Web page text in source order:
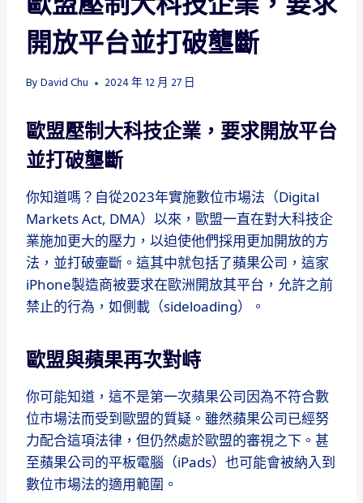
開放平台並打破壟斷
By David Chu 2024 年 12 月 27 日
歐盟壓制大科技企業，要求開放平台
並打破壟斷
你知道嗎？自從2023年實施數位市場法（Digital
Markets Act, DMA）以來，歐盟一直在對大科技企
業施加更大的壓力，以迫使他們採用更加開放的方
法，並打破壷斷。這其中就包括了蘋果公司，這家
iPhone製造商被要求在歐洲開放其平台，允許之前
禁止的行為，如側載（sideloading）。
歐盟與蘋果再次對峙
你可能知道，這不是第一次蘋果公司因為不符合數
位市場法而受到歐盟的質疑。雖然蘋果公司已經努
力配合這項法律，但仍然處於歐盟的審視之下。甚
至蘋果公司的平板電腦（iPads）也可能會被納入到
數位市場法的適用範圍。